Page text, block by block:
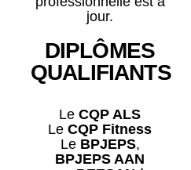
jour.
DIPLÔMES
QUALIFIANTS
Le CQP ALS
Le CQP Fitness
Le BPJEPS,
BPJEPS AAN